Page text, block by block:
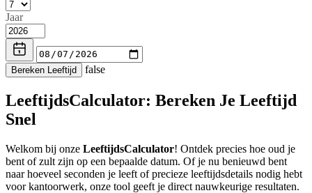
Jaar
Bereken Leeftijd false
LeeftijdsCalculator: Bereken Je Leeftijd
Snel
Welkom bij onze LeeftijdsCalculator! Ontdek precies hoe oud je
bent of zult zijn op een bepaalde datum. Of je nu benieuwd bent
naar hoeveel seconden je leeft of precieze leeftijdsdetails nodig hebt
voor kantoorwerk, onze tool geeft je direct nauwkeurige resultaten.